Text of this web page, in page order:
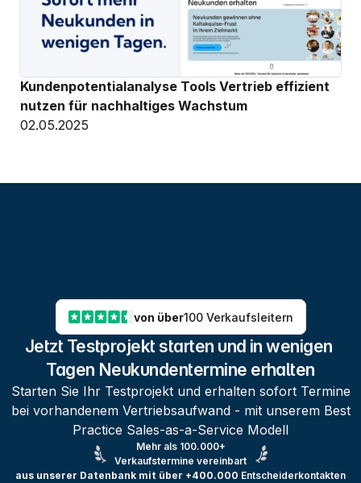
Kundenpotentialanalyse Tools Vertrieb effizient
nutzen für nachhaltiges Wachstum
02.05.2025
von über100 Verkaufsleitern
Jetzt Testprojekt starten und in wenigen
Tagen Neukundentermine erhalten
Starten Sie Ihr Testprojekt und erhalten sofort Termine
bei vorhandenem Vertriebsaufwand - mit unserem Best
Practice Sales-as-a-Service Modell
Mehr als 100.000+
Verkaufstermine vereinbart
aus unserer Datenbank mit über +400.000 Entscheiderkontakten